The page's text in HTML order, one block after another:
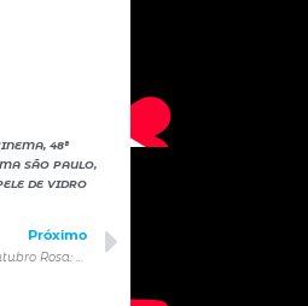
, 48ª
SÃO PAULO,
DE VIDRO
Próximo